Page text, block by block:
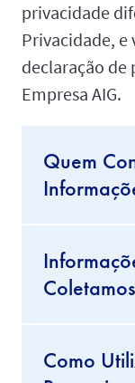
privacidade
Privacidade, e
declaração de
Empresa AIG.
Quem
Coletamos
Como